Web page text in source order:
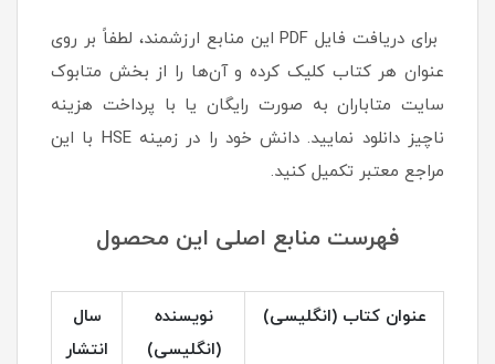
برای دریافت فایل PDF این منابع ارزشمند، لطفاً بر روی
عنوان هر کتاب کلیک کرده و آن‌ها را از بخش متابوک
سایت متاباران به صورت رایگان یا با پرداخت هزینه
ناچیز دانلود نمایید. دانش خود را در زمینه HSE با این
مراجع معتبر تکمیل کنید.
فهرست منابع اصلی این محصول
عنوان کتاب (انگلیسی)
نویسنده
(انگلیسی)
سال
انتشار